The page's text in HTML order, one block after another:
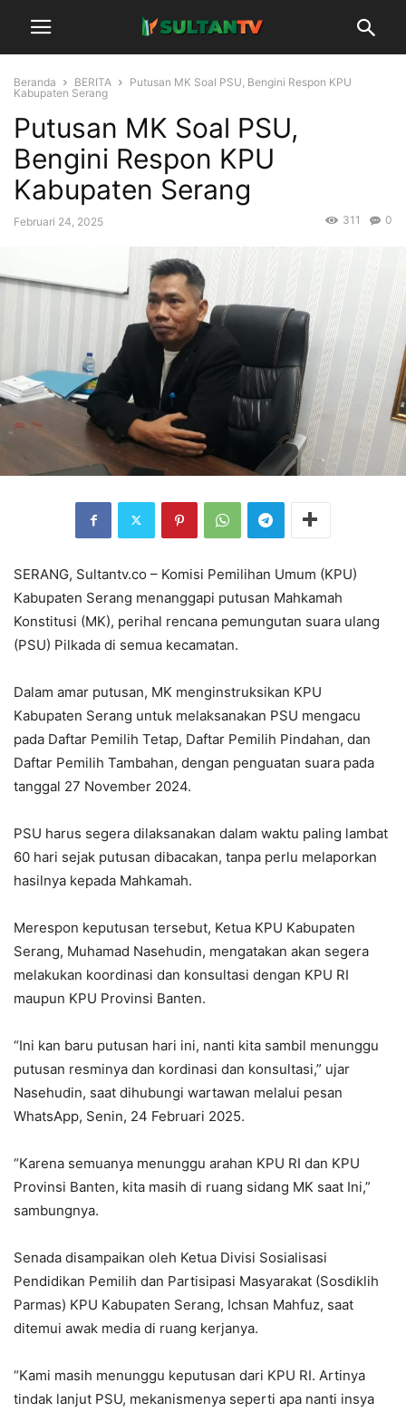
Beranda BERITA
Putusan MK Soal PSU, Bengini Respon KPU
Kabupaten Serang
Putusan MK Soal PSU,
Bengini Respon KPU
Kabupaten Serang
Februari 24, 2025 0
311
SERANG, Sultantv.co – Komisi Pemilihan Umum (KPU)
Kabupaten Serang menanggapi putusan Mahkamah
Konstitusi (MK), perihal rencana pemungutan suara ulang
(PSU) Pilkada di semua kecamatan.
Dalam amar putusan, MK menginstruksikan KPU
Kabupaten Serang untuk melaksanakan PSU mengacu
pada Daftar Pemilih Tetap, Daftar Pemilih Pindahan, dan
Daftar Pemilih Tambahan, dengan penguatan suara pada
tanggal 27 November 2024.
PSU harus segera dilaksanakan dalam waktu paling lambat
60 hari sejak putusan dibacakan, tanpa perlu melaporkan
hasilnya kepada Mahkamah.
Merespon keputusan tersebut, Ketua KPU Kabupaten
Serang, Muhamad Nasehudin, mengatakan akan segera
melakukan koordinasi dan konsultasi dengan KPU RI
maupun KPU Provinsi Banten.
“Ini kan baru putusan hari ini, nanti kita sambil menunggu
putusan resminya dan kordinasi dan konsultasi,” ujar
Nasehudin, saat dihubungi wartawan melalui pesan
WhatsApp, Senin, 24 Februari 2025.
“Karena semuanya menunggu arahan KPU RI dan KPU
Provinsi Banten, kita masih di ruang sidang MK saat Ini,”
sambungnya.
Senada disampaikan oleh Ketua Divisi Sosialisasi
Pendidikan Pemilih dan Partisipasi Masyarakat (Sosdiklih
Parmas) KPU Kabupaten Serang, Ichsan Mahfuz, saat
ditemui awak media di ruang kerjanya.
“Kami masih menunggu keputusan dari KPU RI. Artinya
tindak lanjut PSU, mekanismenya seperti apa nanti insya